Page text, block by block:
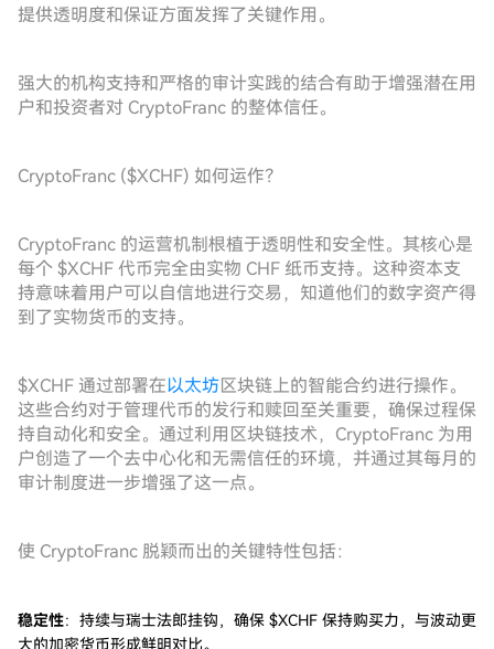
提供透明度和保证方面发挥了关键作用。
强大的机构支持和严格的审计实践的结合有助于增强潜在用
户和投资者对 CryptoFranc 的整体信任。
CryptoFranc ($XCHF) 如何运作？
CryptoFranc 的运营机制根植于透明性和安全性。其核心是
每个 $XCHF 代币完全由实物 CHF 纸币支持。这种资本支
持意味着用户可以自信地进行交易，知道他们的数字资产得
到了实物货币的支持。
$XCHF 通过部署在以太坊区块链上的智能合约进行操作。
这些合约对于管理代币的发行和赎回至关重要，确保过程保
持自动化和安全。通过利用区块链技术，CryptoFranc 为用
户创造了一个去中心化和无需信任的环境，并通过其每月的
审计制度进一步增强了这一点。
使 CryptoFranc 脱颖而出的关键特性包括：
稳定性：持续与瑞士法郎挂钩，确保 $XCHF 保持购买力，与波动更
大的加密货币形成鲜明对比。